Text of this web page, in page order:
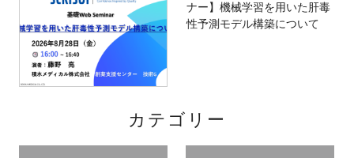
ナー】機械学習を用いた肝毒
性予測モデル構築について
カテゴリー